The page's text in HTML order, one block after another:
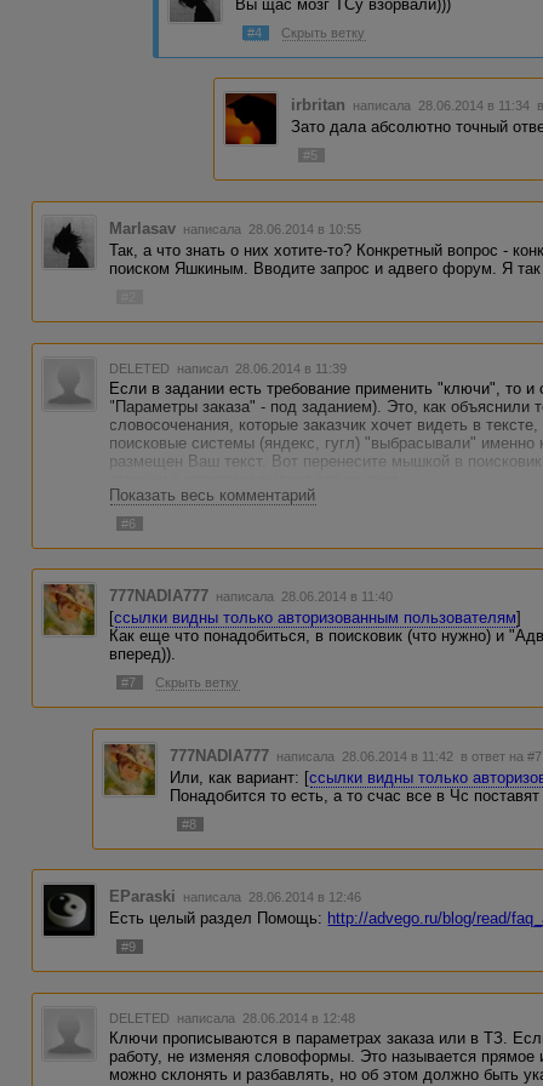
Вы щас мозг ТСу взорвали)))
#4 Скрыть ветку
irbritan написала 28.06.2014 в 11:34
Зато дала абсолютно точный
#5
Marlasav написала 28.06.2014 в 10:55
Так, а что знать о них хотите-то? Конкретный вопрос -
поиском Яшкиным. Вводите запрос и адвего форум. Я
DELETED написал 28.06.2014 в 11:39
Если в задании есть требование применить "ключи", то
"Параметры заказа" - под заданием). Это, как
словосоченания, которые заказчик хочет видеть в
поисковые системы (яндекс, гугл) "выбрасывали" именно
размещен Ваш текст. Вот перенесите мышкой в
Показать весь комментарий
#6
777NADIA777 написала 28.06.2014 в 11:40
[ссылки видны только авторизованным пользователям]
Как еще что понадобиться, в поисковик (что нужно) и
вперед)).
#7 Скрыть ветку
777NADIA777 написала 28.06.2014 в 11:42 в ответ на #7
Или, как вариант: [ссылки видны только
Понадобится то есть, а то счас все в Чс
#8
EParaski написала 28.06.2014 в 12:46
Есть целый раздел Помощь: http://advego.ru/blog/read/
#9
DELETED написала 28.06.2014 в 12:48
Ключи прописываются в параметрах заказа или в ТЗ.
работу, не изменяя словоформы. Это называется
можно склонять и разбавлять, но об этом должно быть